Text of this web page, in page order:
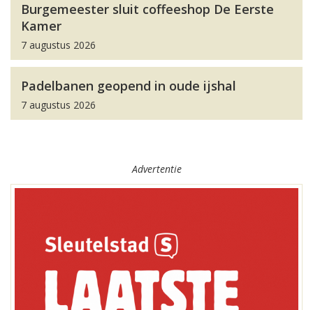
Burgemeester sluit coffeeshop De Eerste
Kamer
7 augustus 2026
Padelbanen geopend in oude ijshal
7 augustus 2026
Advertentie